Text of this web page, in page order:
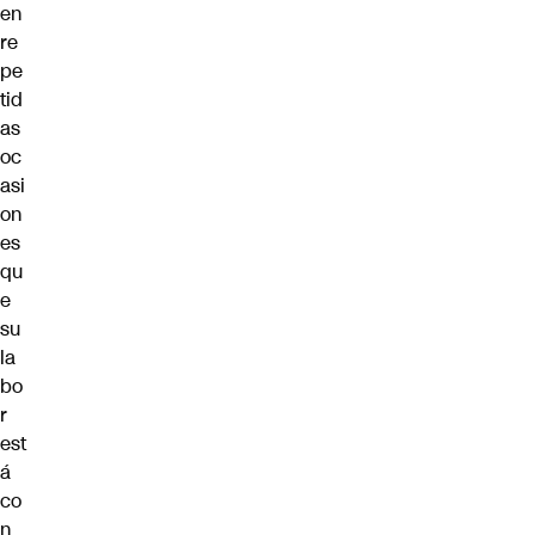
en
re
pe
tid
as
oc
asi
on
es
qu
e
su
la
bo
r
est
á
co
n